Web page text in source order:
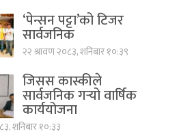
‘पेन्सन पट्टा’को टिजर
सार्वजनिक
२२ श्रावण २०८३, शनिबार १०:३९
जिसस कास्कीले
सार्वजनिक गर्‍यो वार्षिक
कार्ययोजना
शनिबार १०:३३